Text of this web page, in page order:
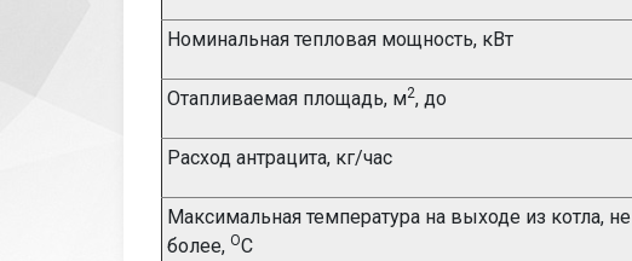
Номинальная тепловая мощность, кВт
Отапливаемая площадь, м2, до
Расход антрацита, кг/час
Максимальная температура на выходе из котла, не
более, ОС